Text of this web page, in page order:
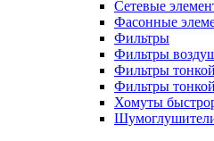
Сетевые
Фасонные
Фильтры
Фильтры
Фильтры
Фильтры
Хомуты